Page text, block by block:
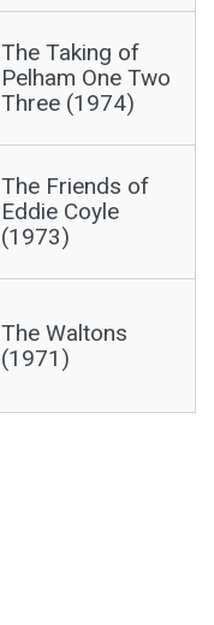
The Taking of
Pelham One Two
Three (1974)
The Friends of
Eddie Coyle
(1973)
The Waltons
(1971)